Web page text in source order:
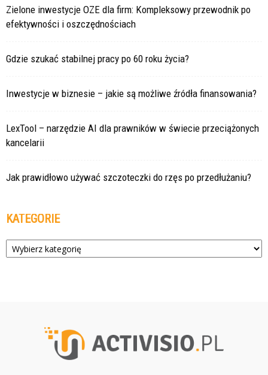
Zielone inwestycje OZE dla firm: Kompleksowy przewodnik po
efektywności i oszczędnościach
Gdzie szukać stabilnej pracy po 60 roku życia?
Inwestycje w biznesie – jakie są możliwe źródła finansowania?
LexTool – narzędzie AI dla prawników w świecie przeciążonych
kancelarii
Jak prawidłowo używać szczoteczki do rzęs po przedłużaniu?
KATEGORIE
Kategorie